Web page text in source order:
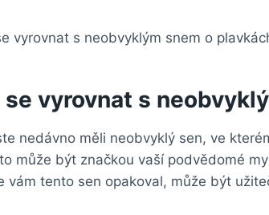
se vyrovnat s
nedávno měli neobvyklý sen, ve
může být značkou vaší podvědomé
vám tento sen opakoval, může být